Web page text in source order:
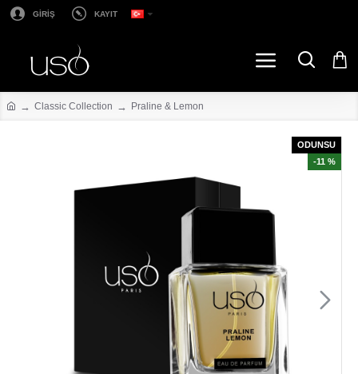
GİRİŞ KAYIT
Classic Collection Praline & Lemon
ODUNSU
-11 %